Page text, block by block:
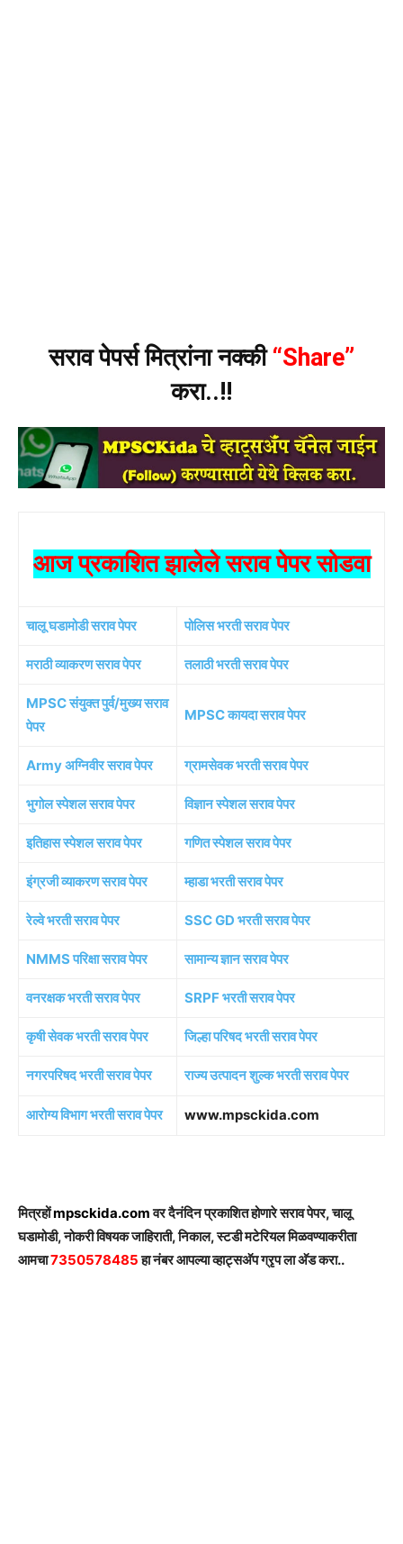
सराव पेपर्स मित्रांना नक्की“Share”
करा..!!
आज प्रकाशित झालेले सराव पेपर सोडवा
चालू घडामोडी सराव पेपर पोलिस भरती सराव पेपर
मराठी व्याकरण सराव पेपर तलाठी भरती सराव पेपर
MPSC संयुक्त पुर्व/मुख्य सराव
पेपर
MPSC कायदा सराव पेपर
Army अग्निवीर सराव पेपर ग्रामसेवक भरती सराव पेपर
भुगोल स्पेशल सराव पेपर विज्ञान स्पेशल सराव पेपर
इतिहास स्पेशल सराव पेपर गणित स्पेशल सराव पेपर
इंग्रजी व्याकरण सराव पेपर म्हाडा भरती सराव पेपर
रेल्वे भरती सराव पेपर SSC GD भरती सराव पेपर
NMMS परिक्षा सराव पेपर सामान्य ज्ञान सराव पेपर
वनरक्षक भरती सराव पेपर SRPF भरती सराव पेपर
कृषी सेवक भरती सराव पेपर जिल्हा परिषद भरती सराव पेपर
नगरपरिषद भरती सराव पेपर राज्य उत्पादन शुल्क भरती सराव पेपर
आरोग्य विभाग भरती सराव पेपर www.mpsckida.com
मित्रहोंmpsckida.comवर दैनंदिन प्रकाशित होणारे सराव पेपर, चालू
घडामोडी, नोकरी विषयक जाहिराती, निकाल, स्टडी मटेरियल मिळवण्याकरीता
आमचा7350578485हा नंबर आपल्या व्हाट्सअ‍ॅप ग्रृप ला अ‍ॅड करा..